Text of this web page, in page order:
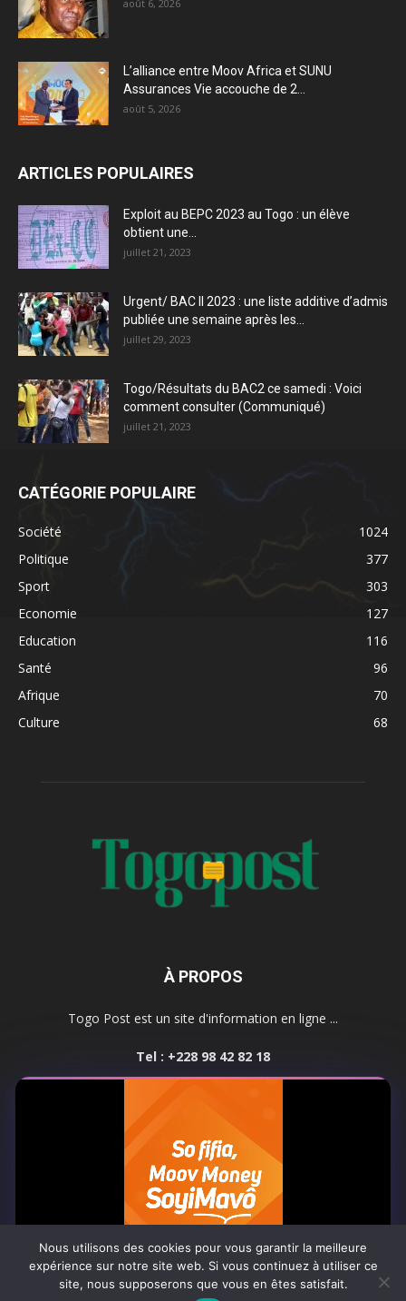
août 6, 2026
L’alliance entre Moov Africa et SUNU
Assurances Vie accouche de 2...
août 5, 2026
ARTICLES POPULAIRES
Exploit au BEPC 2023 au Togo : un élève
obtient une...
juillet 21, 2023
Urgent/ BAC II 2023 : une liste additive d’admis
publiée une semaine après les...
juillet 29, 2023
Togo/Résultats du BAC2 ce samedi : Voici
comment consulter (Communiqué)
juillet 21, 2023
CATÉGORIE POPULAIRE
Société
1024
Politique
377
Sport
303
Economie
127
Education
116
Santé
96
Afrique
70
Culture
68
À PROPOS
Togo Post est un site d'information en ligne ...
Tel : +228 98 42 82 18
SUIVEZ NOUS
Africa-Newsroom Contact Activités du site
Nous utilisons des cookies pour vous garantir la meilleure
expérience sur notre site web. Si vous continuez à utiliser ce
site, nous supposerons que vous en êtes satisfait.